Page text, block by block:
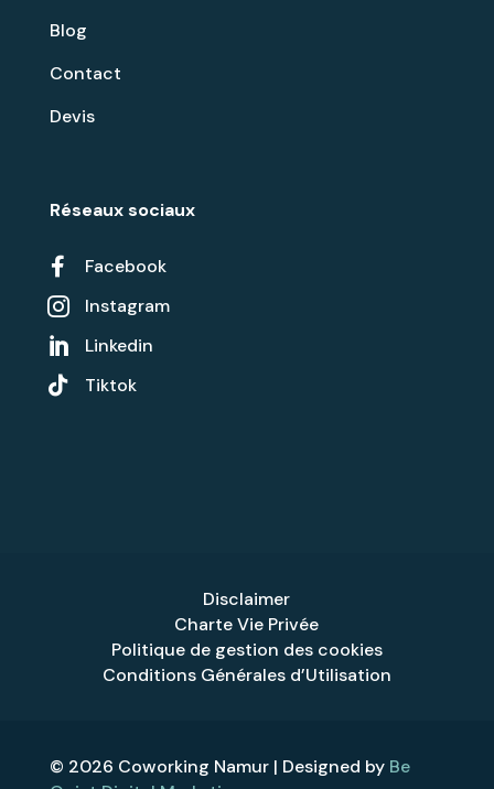
Réseaux sociaux
 Facebook
 Instagram

Linkedin

Tiktok
Blog
Contact
Devis
Disclaimer
Charte Vie Privée
Politique de gestion des cookies
Conditions Générales d’Utilisation
© 2026 Coworking Namur | Designed by Be